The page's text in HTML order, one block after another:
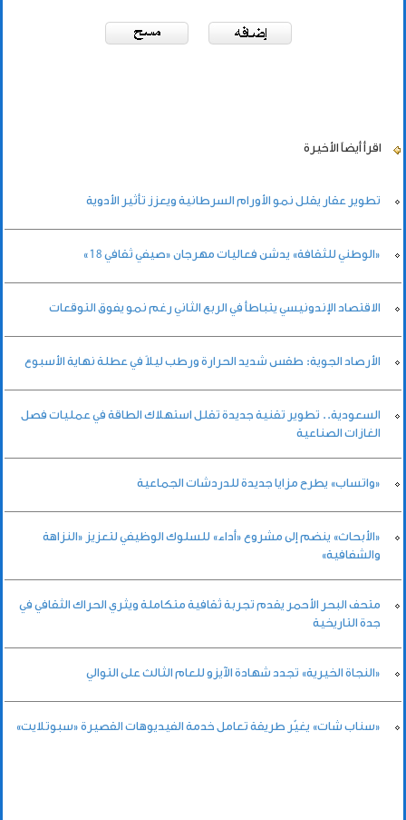
اقرأ أيضاً الأخيرة
تطوير عقار يقلل نمو الأورام السرطانية ويعزز تأثير الأدوية
«الوطني للثقافة» يدشن فعاليات مهرجان «صيفي ثقافي 18»
الاقتصاد الإندونيسي يتباطأ في الربع الثاني رغم نمو يفوق التوقعات
الأرصاد الجوية: طقس شديد الحرارة ورطب ليلاً في عطلة نهاية الأسبوع
السعودية.. تطوير تقنية جديدة تقلل استهلاك الطاقة في عمليات فصل
الغازات الصناعية
«واتساب» يطرح مزايا جديدة للدردشات الجماعية
«الأبحاث» ينضم إلى مشروع «أداء» للسلوك الوظيفي لتعزيز «النزاهة
والشفافية»
متحف البحر الأحمر يقدم تجربة ثقافية متكاملة ويثري الحراك الثقافي في
جدة التاريخية
«النجاة الخيرية» تجدد شهادة الآيزو للعام الثالث على التوالي
«سناب شات» يغيّر طريقة تعامل خدمة الفيديوهات القصيرة «سبوتلايت»